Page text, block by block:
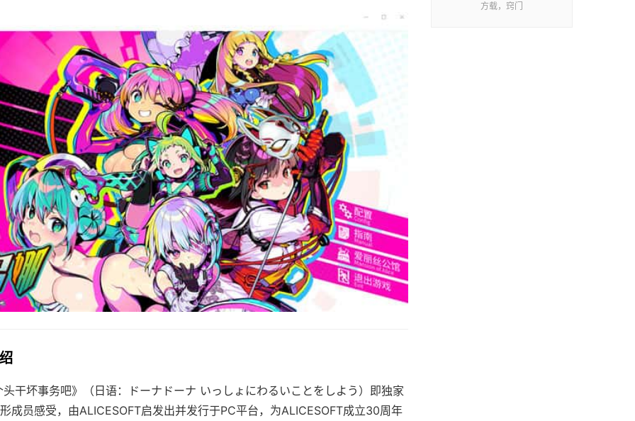
干坏事务吧》（日语：ドーナドーナ いっしょにわるいことをしよう）即独家
成员感受，由ALICESOFT启发出并发行于PC平台，为ALICESOFT成立30周年
方载，窍门